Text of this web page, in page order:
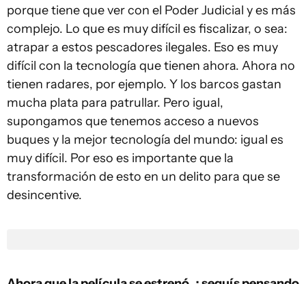
porque tiene que ver con el Poder Judicial y es más
complejo. Lo que es muy difícil es fiscalizar, o sea:
atrapar a estos pescadores ilegales. Eso es muy
difícil con la tecnología que tienen ahora. Ahora no
tienen radares, por ejemplo. Y los barcos gastan
mucha plata para patrullar. Pero igual,
supongamos que tenemos acceso a nuevos
buques y la mejor tecnología del mundo: igual es
muy difícil. Por eso es importante que la
transformación de esto en un delito para que se
desincentive.